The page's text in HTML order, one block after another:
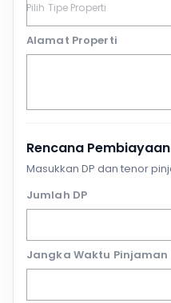
Alamat Properti
Rencana Pembiayaan
Masukkan DP dan tenor
Jumlah DP
Jangka Waktu Pinjaman